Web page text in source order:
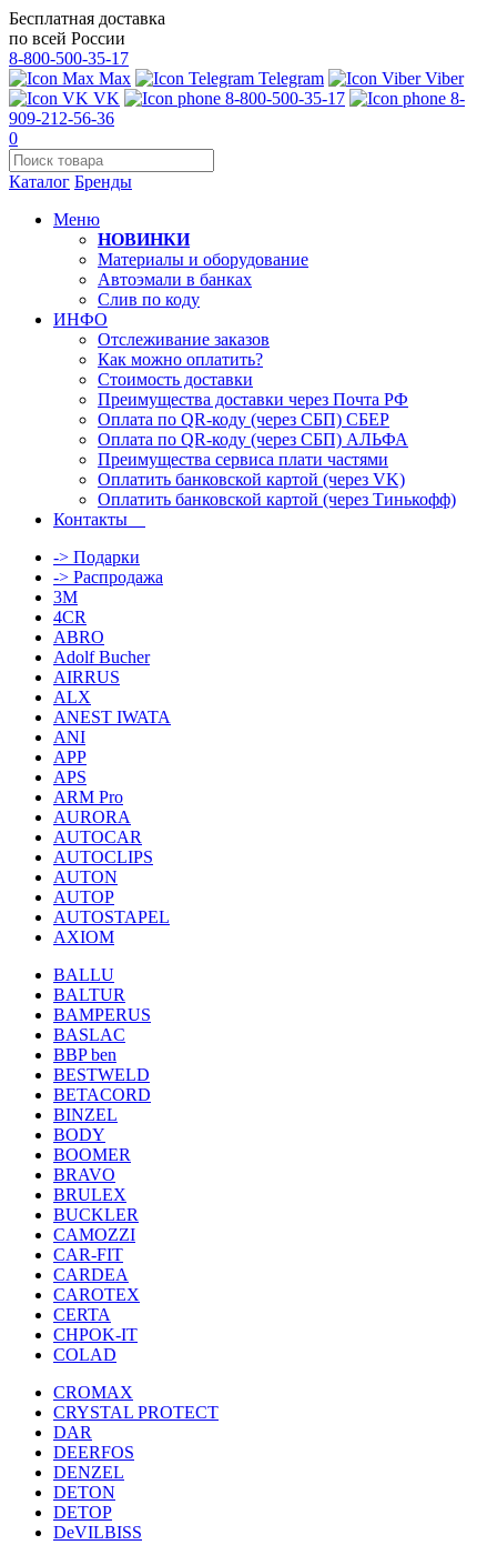
Бесплатная доставка
по всей России
8-800-500-35-17
Max
Telegram
Viber
VK
8-800-500-35-17
8-
909-212-56-36
0
Каталог Бренды
Меню
НОВИНКИ
Материалы и оборудование
Автоэмали в банках
Слив по коду
ИНФО
Отслеживание заказов
Как можно оплатить?
Стоимость доставки
Преимущества доставки через Почта РФ
Оплата по QR-коду (через СБП) СБЕР
Оплата по QR-коду (через СБП) АЛЬФА
Преимущества сервиса плати частями
Оплатить банковской картой (через VK)
Оплатить банковской картой (через Тинькофф)
Контакты
-> Подарки
-> Распродажа
3M
4CR
ABRO
Adolf Bucher
AIRRUS
ALX
ANEST IWATA
ANI
APP
APS
ARM Pro
AURORA
AUTOCAR
AUTOCLIPS
AUTON
AUTOP
AUTOSTAPEL
AXIOM
BALLU
BALTUR
BAMPERUS
BASLAC
BBP ben
BESTWELD
BETACORD
BINZEL
BODY
BOOMER
BRAVO
BRULEX
BUCKLER
CAMOZZI
CAR-FIT
CARDEA
CAROTEX
CERTA
CHPOK-IT
COLAD
CROMAX
CRYSTAL PROTECT
DAR
DEERFOS
DENZEL
DETON
DETOP
DeVILBISS